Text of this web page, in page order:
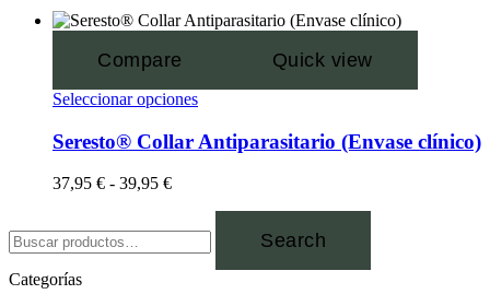
Compare Quick view
Seleccionar opciones
Seresto® Collar Antiparasitario (Envase clínico)
37,95 € - 39,95 €
Search
Categorías